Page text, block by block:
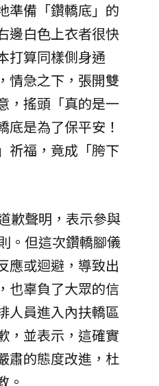
準備「鑽轎底」的
邊白色上衣者很快
打算同樣側身通
情急之下，張開雙
，搖頭「真的是一
是為了保平安！
祈福，竟成「胯下
歉聲明，表示參與
。但這次鑽轎腳儀
應或迴避，導致出
也辜負了大眾的信
人員進入內扶轎區
，並表示，這確實
肅的態度改進，杜
。